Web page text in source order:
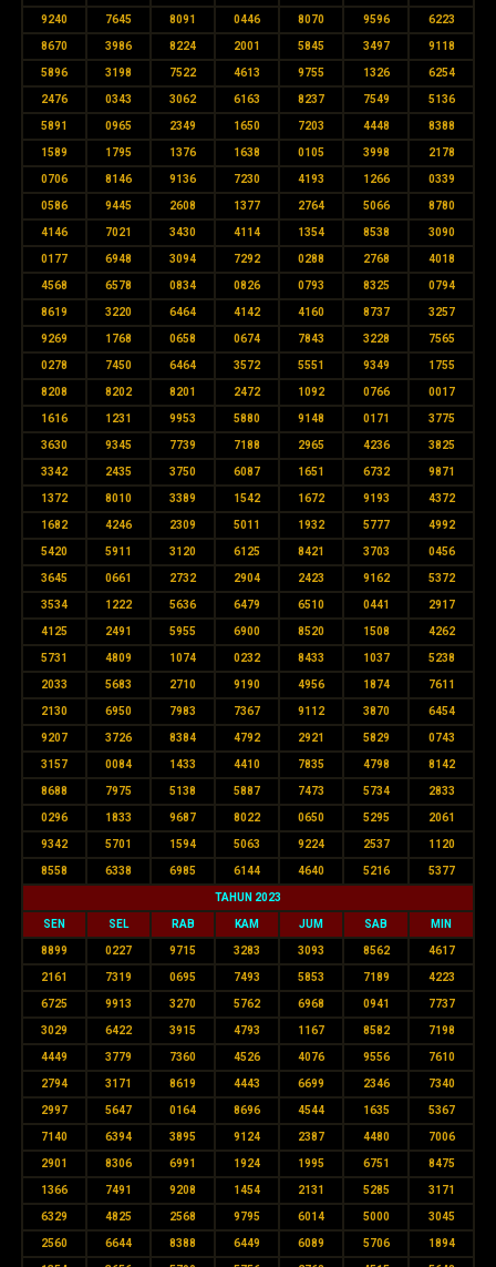
9240 7645 8091 0446 8070 9596 6223
8670 3986 8224 2001 5845 3497 9118
5896 3198 7522 4613 9755 1326 6254
2476 0343 3062 6163 8237 7549 5136
5891 0965 2349 1650 7203 4448 8388
1589 1795 1376 1638 0105 3998 2178
0706 8146 9136 7230 4193 1266 0339
0586 9445 2608 1377 2764 5066 8780
4146 7021 3430 4114 1354 8538 3090
0177 6948 3094 7292 0288 2768 4018
4568 6578 0834 0826 0793 8325 0794
8619 3220 6464 4142 4160 8737 3257
9269 1768 0658 0674 7843 3228 7565
0278 7450 6464 3572 5551 9349 1755
8208 8202 8201 2472 1092 0766 0017
1616 1231 9953 5880 9148 0171 3775
3630 9345 7739 7188 2965 4236 3825
3342 2435 3750 6087 1651 6732 9871
1372 8010 3389 1542 1672 9193 4372
1682 4246 2309 5011 1932 5777 4992
5420 5911 3120 6125 8421 3703 0456
3645 0661 2732 2904 2423 9162 5372
3534 1222 5636 6479 6510 0441 2917
4125 2491 5955 6900 8520 1508 4262
5731 4809 1074 0232 8433 1037 5238
2033 5683 2710 9190 4956 1874 7611
2130 6950 7983 7367 9112 3870 6454
9207 3726 8384 4792 2921 5829 0743
3157 0084 1433 4410 7835 4798 8142
8688 7975 5138 5887 7473 5734 2833
0296 1833 9687 8022 0650 5295 2061
9342 5701 1594 5063 9224 2537 1120
8558 6338 6985 6144 4640 5216 5377
TAHUN 2023
SEN SEL RAB KAM JUM SAB MIN
8899 0227 9715 3283 3093 8562 4617
2161 7319 0695 7493 5853 7189 4223
6725 9913 3270 5762 6968 0941 7737
3029 6422 3915 4793 1167 8582 7198
4449 3779 7360 4526 4076 9556 7610
2794 3171 8619 4443 6699 2346 7340
2997 5647 0164 8696 4544 1635 5367
7140 6394 3895 9124 2387 4480 7006
2901 8306 6991 1924 1995 6751 8475
1366 7491 9208 1454 2131 5285 3171
6329 4825 2568 9795 6014 5000 3045
2560 6644 8388 6449 6089 5706 1894